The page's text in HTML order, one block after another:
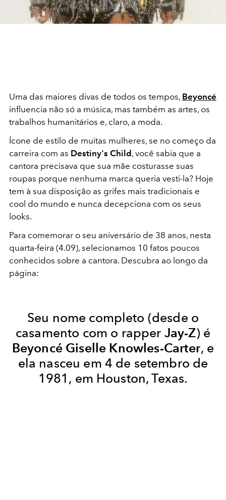
Uma das maiores divas de todos os tempos, Beyoncé
influencia não só a música, mas também as artes, os
trabalhos humanitários e, claro, a moda.
Ícone de estilo de muitas mulheres, se no começo da
carreira com as Destiny's Child , você sabia que a
cantora precisava que sua mãe costurasse suas
roupas porque nenhuma marca queria vesti-la? Hoje
tem à sua disposição as grifes mais tradicionais e
cool do mundo e nunca decepciona com os seus
looks.
Para comemorar o seu aniversário de 38 anos, nesta
quarta-feira (4.09), selecionamos 10 fatos poucos
conhecidos sobre a cantora. Descubra ao longo da
página:
Seu nome completo (desde o
casamento com o rapper Jay-Z) é
Beyoncé Giselle Knowles-Carter, e
ela nasceu em 4 de setembro de
1981, em Houston, Texas.